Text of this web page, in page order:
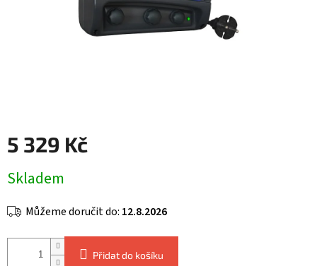
5 329 Kč
cena:
Skladem
Můžeme doručit do: 12.8.2026
Přidat do košíku